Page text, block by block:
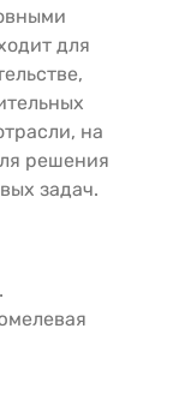
для
на
решения
задач.